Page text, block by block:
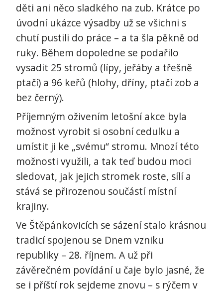
děti ani něco sladkého na zub. Krátce po
úvodní ukázce výsadby už se všichni s
chutí pustili do práce – a ta šla pěkně od
ruky. Během dopoledne se podařilo
vysadit 25 stromů (lípy, jeřáby a třešně
ptačí) a 96 keřů (hlohy, dříny, ptačí zob a
bez černý).
Příjemným oživením letošní akce byla
možnost vyrobit si osobní cedulku a
umístit ji ke „svému“ stromu. Mnozí této
možnosti využili, a tak teď budou moci
sledovat, jak jejich stromek roste, sílí a
stává se přirozenou součástí místní
krajiny.
Ve Štěpánkovicích se sázení stalo krásnou
tradicí spojenou se Dnem vzniku
republiky – 28. říjnem. A už při
závěrečném povídání u čaje bylo jasné, že
se i příští rok sejdeme znovu – s rýčem v